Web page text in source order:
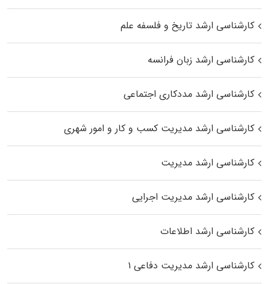
کارشناسی ارشد تاریخ و فلسفه علم
کارشناسی ارشد زبان فرانسه
کارشناسی ارشد مددکاری اجتماعی
کارشناسی ارشد مدیریت کسب و کار و امور شهری
کارشناسی ارشد مدیریت
کارشناسی ارشد مدیریت اجرایی
کارشناسی ارشد اطلاعات
کارشناسی ارشد مدیریت دفاعی ۱